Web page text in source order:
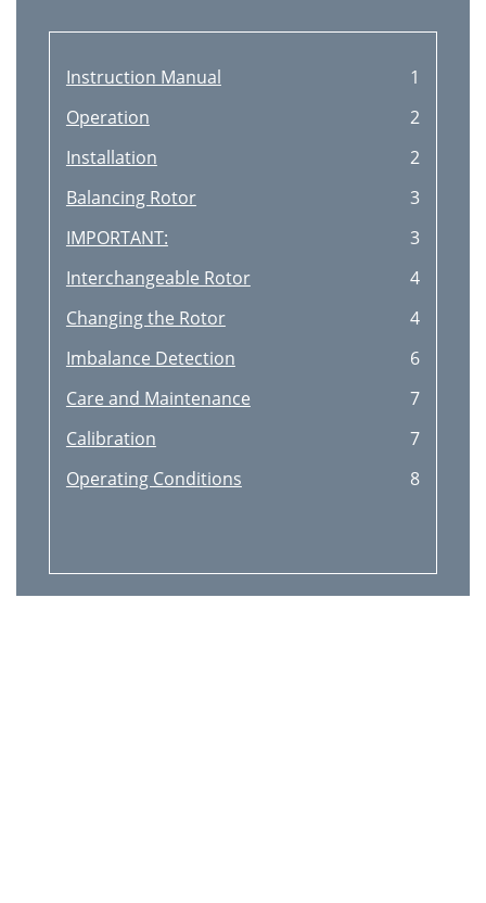
Instruction Manual
1
Operation
2
Installation
2
Balancing Rotor
3
IMPORTANT:
3
Interchangeable Rotor
4
Changing the Rotor
4
Imbalance Detection
6
Care and Maintenance
7
Calibration
7
Operating Conditions
8